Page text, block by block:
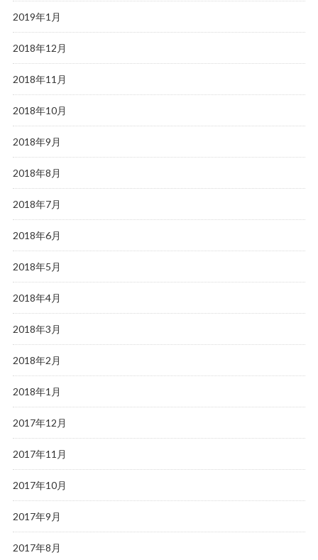
2019年1月
2018年12月
2018年11月
2018年10月
2018年9月
2018年8月
2018年7月
2018年6月
2018年5月
2018年4月
2018年3月
2018年2月
2018年1月
2017年12月
2017年11月
2017年10月
2017年9月
2017年8月